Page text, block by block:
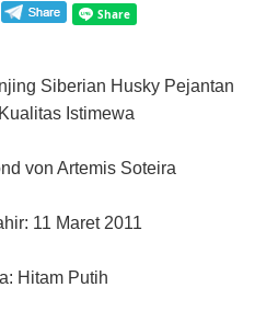
Siberian Husky Pejantan
Istimewa
von Artemis Soteira
11 Maret 2011
Hitam Putih